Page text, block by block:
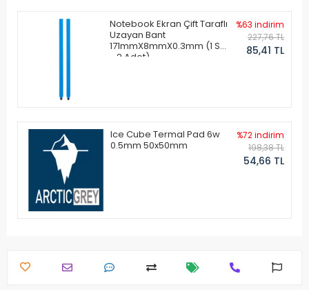
Notebook Ekran Çift Taraflı
Uzayan Bant
171mmX8mmX0.3mm (1 Set
- 2 Adet)
%63 indirim
227,76 TL
85,41 TL
Ice Cube Termal Pad 6w
0.5mm 50x50mm
%72 indirim
198,38 TL
54,66 TL